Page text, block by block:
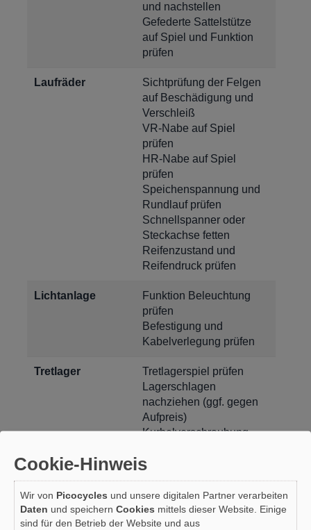
und nachstellen
Gefederte Sattelstütze
auf Spiel und Funktion
prüfen
Laufräder
Sichtprüfung der Felgen
auf Beschädigung und
Verschleiß
VR-Nabe auf Spiel
prüfen
HR-Nabe auf Spiel
prüfen
Speichenspannung und
Rundlauf prüfen
Schnellspanner oder
Steckachse fetten
Reifenzustand und
Reifendruck prüfen
Lichtanlage
Funktion Beleuchtung
prüfen
Befestigung und
Kabelverlegung prüfen
Tretlager
Tretlagerspiel prüfen
Lagerschlagen
nachziehen (ggf. gegen
Aufpreis)
Kurbelverschraubung
Kettenblattverschraubung
prüfen
Pedal nachziehen
Bremsen Bremsanlage auf
Cookie-Hinweis
Wir von Picocycles und unsere digitalen Partner verarbeiten
Daten und speichern Cookies mittels dieser Website. Einige
sind für den Betrieb der Website und aus